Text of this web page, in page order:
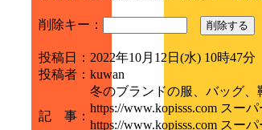
削除キー： 削除する
投稿日 ： 2022年10月12日(水) 10時47分
投稿者 ： kuwan
記 事 ：
冬のブランドの服、バッグ
https://www.kopisss.com スー
https://www.kopisss.com スー